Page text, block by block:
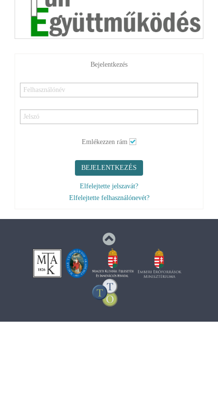
Bejelentkezés
Elfelejtette jelszavát?